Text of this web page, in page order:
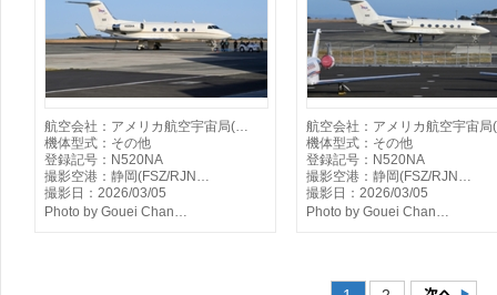
航空会社：アメリカ航空宇宙局(…
機体型式：その他
登録記号：N520NA
撮影空港：静岡(FSZ/RJN…
撮影日：2026/03/05
Photo by Gouei Chan…
航空会社：アメリカ航空宇宙
機体型式：その他
登録記号：N520NA
撮影空港：静岡(FSZ/RJN…
撮影日：2026/03/05
Photo by Gouei Chan…